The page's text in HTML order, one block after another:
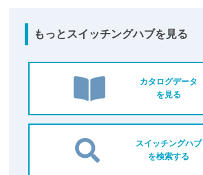
もっとスイッチングハブを見る
カタログデータ
を見る
スイッチングハブ
を検索する